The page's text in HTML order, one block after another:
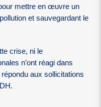
mettre en œuvre un
et sauvegardant le
crise, ni le
n’ont réagi dans
répondu aux sollicitations